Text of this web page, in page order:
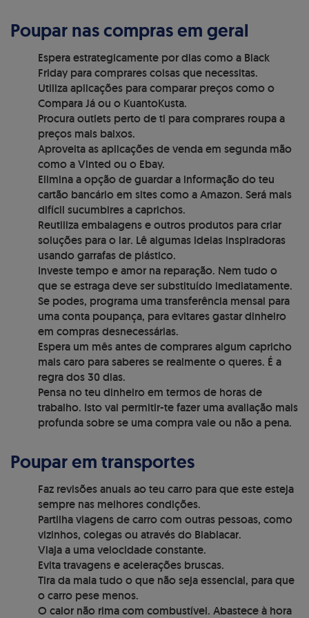
Poupar nas compras em geral
Espera estrategicamente por dias como a Black
Friday para comprares coisas que necessitas.
Utiliza aplicações para comparar preços como o
Compara Já ou o KuantoKusta.
Procura outlets perto de ti para comprares roupa a
preços mais baixos.
Aproveita as aplicações de venda em segunda mão
como a Vinted ou o Ebay.
Elimina a opção de guardar a informação do teu
cartão bancário em sites como a Amazon. Será mais
difícil sucumbires a caprichos.
Reutiliza embalagens e outros produtos para criar
soluções para o lar. Lê algumas ideias inspiradoras
usando garrafas de plástico.
Investe tempo e amor na reparação. Nem tudo o
que se estraga deve ser substituído imediatamente.
Se podes, programa uma transferência mensal para
uma conta poupança, para evitares gastar dinheiro
em compras desnecessárias.
Espera um mês antes de comprares algum capricho
mais caro para saberes se realmente o queres. É a
regra dos 30 dias.
Pensa no teu dinheiro em termos de horas de
trabalho. Isto vai permitir-te fazer uma avaliação mais
profunda sobre se uma compra vale ou não a pena.
Poupar em transportes
Faz revisões anuais ao teu carro para que este esteja
sempre nas melhores condições.
Partilha viagens de carro com outras pessoas, como
vizinhos, colegas ou através do Blablacar.
Viaja a uma velocidade constante.
Evita travagens e acelerações bruscas.
Tira da mala tudo o que não seja essencial, para que
o carro pese menos.
O calor não rima com combustível. Abastece à hora